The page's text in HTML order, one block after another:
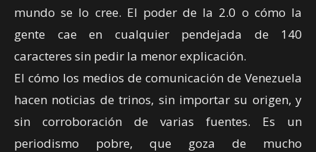
mundo se lo cree. El poder de la 2.0 o cómo la
gente cae en cualquier pendejada de 140
caracteres sin pedir la menor explicación.
El cómo los medios de comunicación de Venezuela
hacen noticias de trinos, sin importar su origen, y
sin corroboración de varias fuentes. Es un
periodismo pobre, que goza de mucho